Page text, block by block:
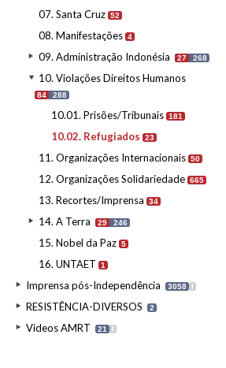
07. Santa Cruz 52
08. Manifestações 4
09. Administração Indonésia 27 268
10. Violações Direitos Humanos
84 288
10.01. Prisões/Tribunais 181
10.02. Refugiados 23
11. Organizações Internacionais 50
12. Organizações Solidariedade 665
13. Recortes/Imprensa 34
14. A Terra 29 246
15. Nobel da Paz 5
16. UNTAET 1
Imprensa pós-Independência 3058 I
RESISTÊNCIA-DIVERSOS 2
Videos AMRT 21 I